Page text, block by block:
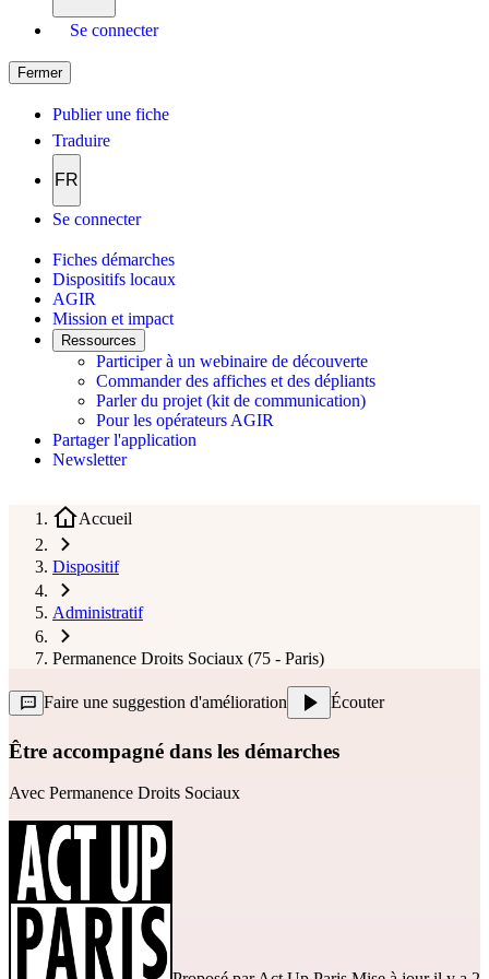
Se connecter
Fermer
Publier une fiche
Traduire
FR
Se connecter
Fiches démarches
Dispositifs locaux
AGIR
Mission et impact
Ressources
Participer à un webinaire de découverte
Commander des affiches et des dépliants
Parler du projet (kit de communication)
Pour les opérateurs AGIR
Partager l'application
Newsletter
Accueil
Dispositif
Administratif
Permanence Droits Sociaux (75 - Paris)
Faire une suggestion d'amélioration Écouter
Être accompagné dans les démarches
Avec Permanence Droits Sociaux